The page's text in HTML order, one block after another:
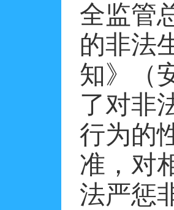
全监管
的非法
知》（
了对非
行为的
准，对
法严惩